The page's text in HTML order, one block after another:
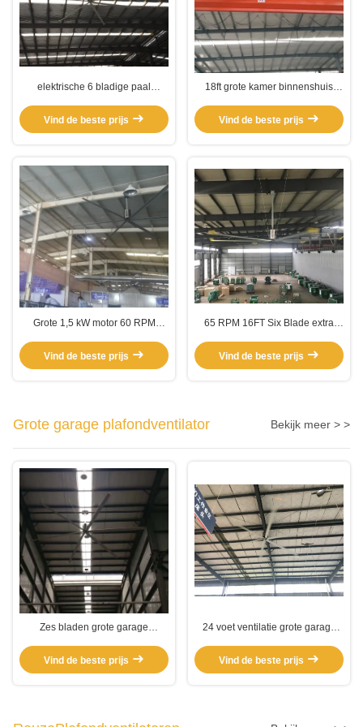
elektrische 6 bladige paal
Vind de beste prijs
18ft grote kamer binnenshuis
ventilator
Vind de beste prijs
Grote 1,5 kW motor 60 RPM
Vind de beste prijs
65 RPM 16FT Six Blade extra
plafondventilatoren
Vind de beste prijs
Grote garage plafondventilator Bekijk meer > >
Zes bladen grote garage
Vind de beste prijs
24 voet ventilatie grote garage
Vind de beste prijs